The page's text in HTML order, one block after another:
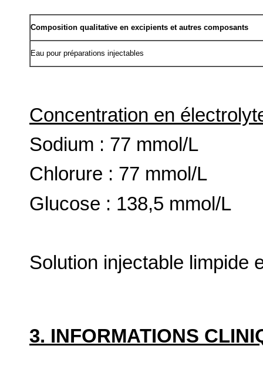
Composition qualitative en excipients et autres composants
Eau pour préparations injectables
Concentration en
Sodium : 77 mmol/L
Chlorure : 77 mmol/L
Glucose : 138,5 mmol/L
Solution injectable limpide
3. INFORMATIONS